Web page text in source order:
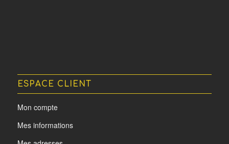
ESPACE CLIENT
Mon compte
Mes informations